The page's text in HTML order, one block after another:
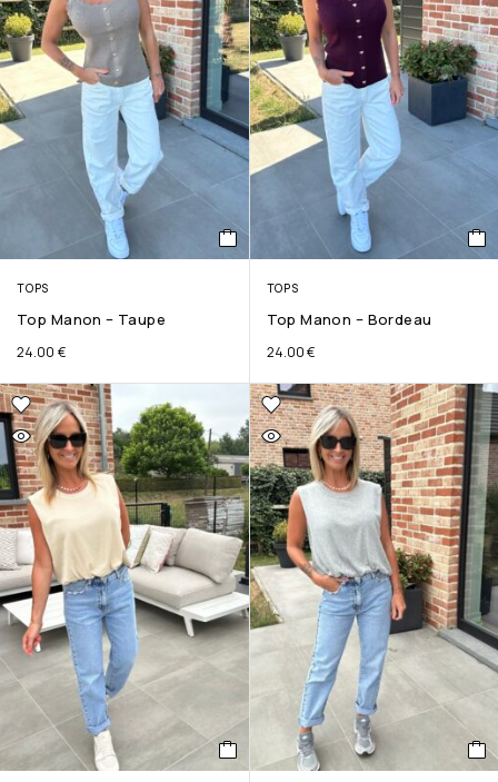
TOPS
Top Manon – Taupe
24.00 €
TOPS
Top Manon – Bordeau
24.00€